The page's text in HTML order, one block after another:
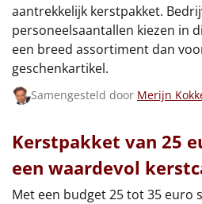
Warmtekussen
NIEUW
Slowcooker POPULAIR
Noodradio
Deken (fleece plaid)
Alle artikelen
aantrekkelijk kerstpakket.
personeelsaantallen kiezen in
een breed assortiment dan
geschenkartikel.
Samengesteld door Merijn
Kerstpakket van 25
een waardevol
Met een budget 25 tot 35 euro